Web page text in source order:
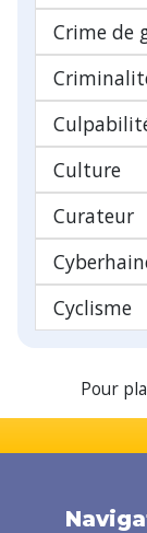
Crime de
Culture
Curateur
Cyclisme
Pour